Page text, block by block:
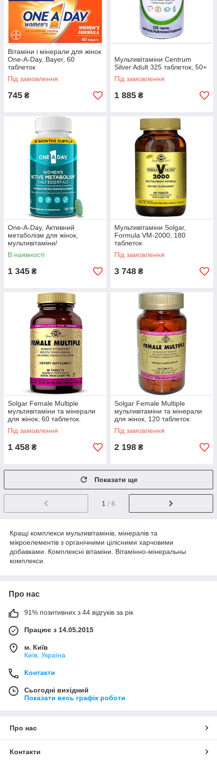
Вітаміни і мінерали для жінок
One-A-Day, Bayer, 60
таблеток
Під замовлення
745 ₴
Мультивітаміни Centrum
Silver Adult 325 таблеток, 50+
Під замовлення
1 885 ₴
One-A-Day, Активний
метаболізм для жінок,
мультивітаміни/
мультимінерали, 120
таблеток
В наявності
1 345 ₴
Мультивітаміни Solgar,
Formula VM-2000, 180
таблеток
Під замовлення
3 748 ₴
Solgar Female Multiple
мультивітаміни та мінерали
для жінок, 60 таблеток.
Зроблено в США.
Під замовлення
1 458 ₴
Solgar Female Multiple
мультивітаміни та мінерали
для жінок, 120 таблеток.
Зроблено в США.
Під замовлення
2 198 ₴
Показати ще
1 / 6
Кращі комплекси мультивітамінів, мінералів та
мікроелементів з органічними цілісними харчовими
добавками. Комплексні вітаміни. Вітамінно-мінеральны
комплекси.
Про нас
91% позитивних з 44 відгуків за рік
Працює з 14.05.2015
м. Київ
Київ, Україна
Контакти
Сьогодні вихідний
Показати весь графік роботи
Про нас
Контакти